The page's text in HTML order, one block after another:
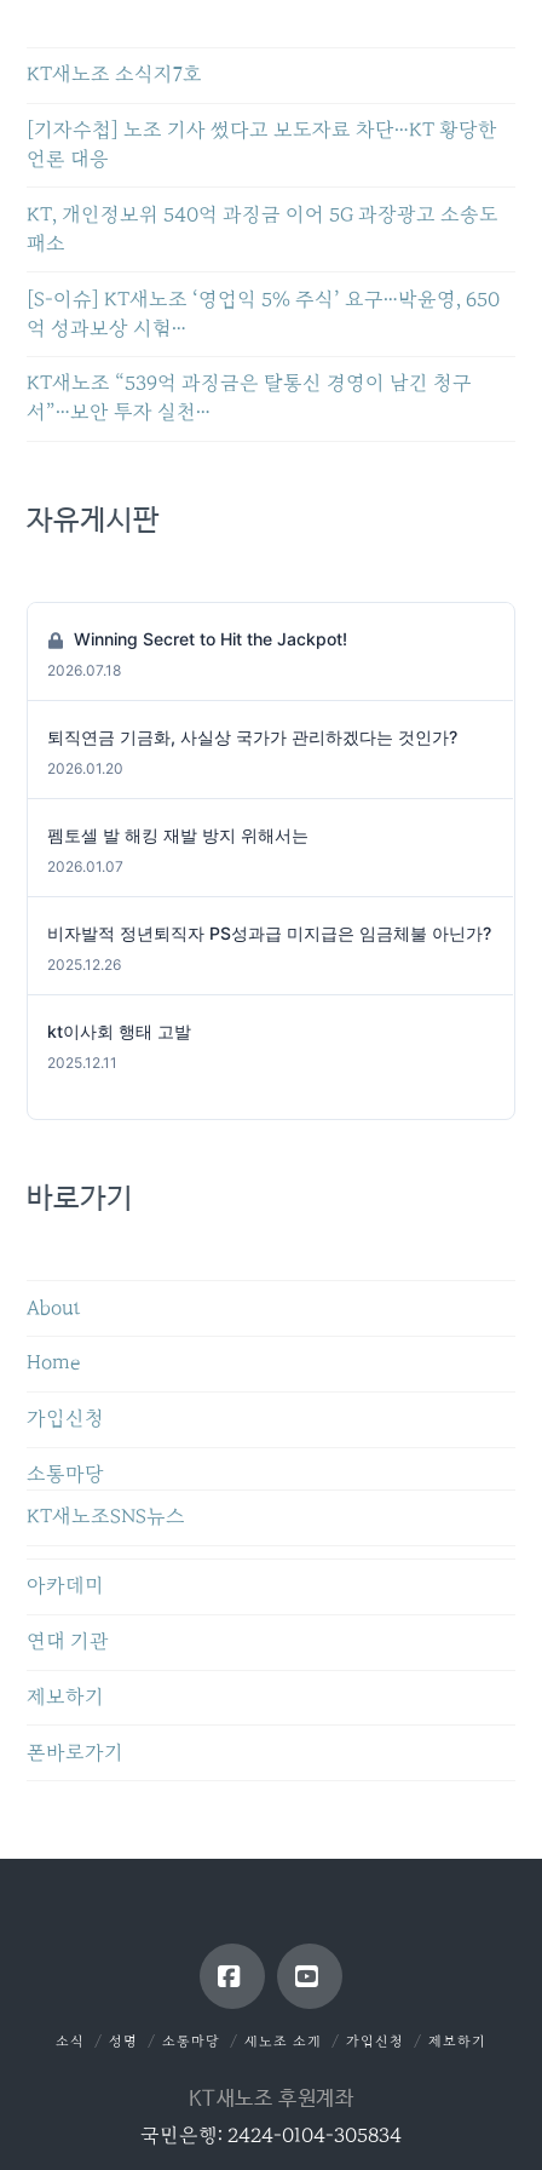
KT새노조 소식지7호
[기자수첩] 노조 기사 썼다고 보도자료 차단…KT 황당한
언론 대응
KT, 개인정보위 540억 과징금 이어 5G 과장광고 소송도
패소
[S-이슈] KT새노조 ‘영업익 5% 주식’ 요구…박윤영, 650
억 성과보상 시험…
KT새노조 “539억 과징금은 탈통신 경영이 남긴 청구
서”…보안 투자 실천…
자유게시판
Winning Secret to Hit the Jackpot!
2026.07.18
퇴직연금 기금화, 사실상 국가가 관리하겠다는 것인가?
2026.01.20
펨토셀 발 해킹 재발 방지 위해서는
2026.01.07
비자발적 정년퇴직자 PS성과급 미지급은 임금체불 아닌가?
2025.12.26
kt이사회 행태 고발
2025.12.11
바로가기
About
Home
가입신청
소통마당
KT새노조SNS뉴스
아카데미
연대 기관
제보하기
폰바로가기
FacebookYouTube
소식 성명 소통마당 새노조 소개 가입신청 제보하기
KT새노조 후원계좌
국민은행: 2424-0104-305834